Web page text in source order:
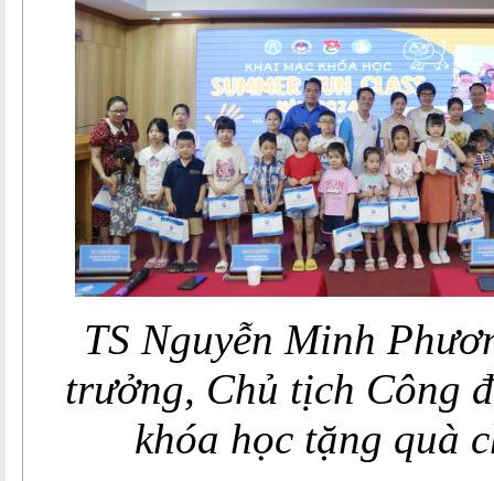
TS Nguyễn Minh
trưởng, Chủ tịch Công
khóa học tặng quà